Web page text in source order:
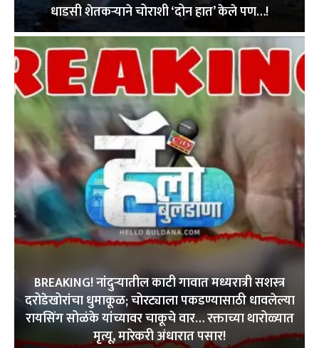
धाडसी शेतकऱ्याने चोराशी ‘दोन हात’ केले पण…!
BREAKING! नांदुऱ्यातील काटी गावात मध्यरात्री सशस्त्र
दरोडेखोरांचा धुमाकूळ; चोरट्याला पकडण्यासाठी धावलेल्या
रायसिंग सोळंके यांच्यावर चाकूचे वार… रक्ताच्या थारोळ्यात
मृत्यू, मारेकरी अंधारात पसार!